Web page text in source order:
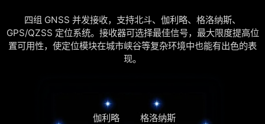
四组 GNSS 并发接收，支持北斗、伽利略、格洛纳斯、
GPS/QZSS 定位系统。接收器可选择最佳信号，最大限度提高位
置可用性，使定位模块在城市峡谷等复杂环境中也能有出色的表
现。
格洛纳斯
伽利略